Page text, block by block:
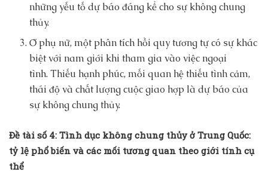
những yếu tố dự báo đáng kể cho sự không chung
thủy.
Ở phụ nữ, một phân tích hồi quy tương tự có sự khác
biệt với nam giới khi tham gia vào việc ngoại
tình. Thiếu hạnh phúc, mối quan hệ thiếu tình cảm,
thái độ và chất lượng cuộc giao hợp là dự báo của
sự không chung thủy.
Đề tài số 4: Tình dục không chung thủy ở Trung Quốc:
tỷ lệ phổ biến và các mối tương quan theo giới tính cụ
thể